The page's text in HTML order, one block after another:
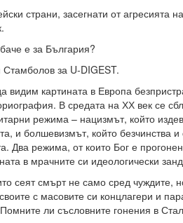
страни, засегнати от агресията
е за България?
за U-DIGEST.
видим картината в Европа
В средата на ХХ век се
режима – нацизмът, който
и болшевизмът, който безчинства и
Два режима, от които Бог е
в мрачните си идеологически
сеят смърт не само сред чуждите,
с масовите си концлагери и
ли съсловните гонения в